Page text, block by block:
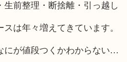
生前整理・断捨離・引っ越し
は年々増えてきています。
にが値段つくかわからない…